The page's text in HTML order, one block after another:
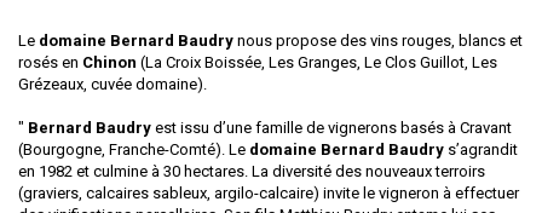
Le domaine Bernard Baudry nous propose des vins rouges, blancs et
rosés en Chinon (La Croix Boissée, Les Granges, Le Clos Guillot, Les
Grézeaux, cuvée domaine).
" Bernard Baudry est issu d’une famille de vignerons basés à Cravant
(Bourgogne, Franche-Comté). Le domaine Bernard Baudry s’agrandit
en 1982 et culmine à 30 hectares. La diversité des nouveaux terroirs
(graviers, calcaires sableux, argilo-calcaire) invite le vigneron à effectuer